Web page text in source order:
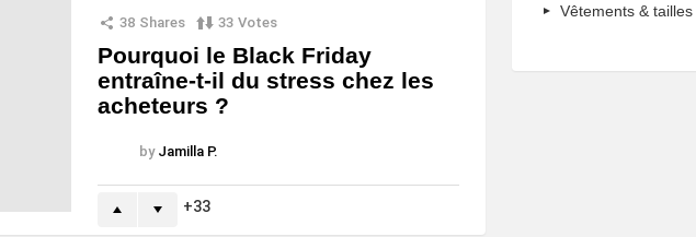
38 Shares 33 Votes
Pourquoi le Black Friday
entraîne-t-il du stress chez les
acheteurs ?
by Jamilla P.
33
Vêtements & tailles